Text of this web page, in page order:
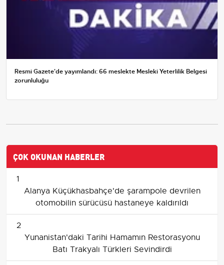
Resmi Gazete'de yayımlandı: 66 meslekte Mesleki Yeterlilik Belgesi
zorunluluğu
ÇOK OKUNAN HABERLER
1
Alanya Küçükhasbahçe'de şarampole devrilen
otomobilin sürücüsü hastaneye kaldırıldı
2
Yunanistan'daki Tarihi Hamamın Restorasyonu
Batı Trakyalı Türkleri Sevindirdi